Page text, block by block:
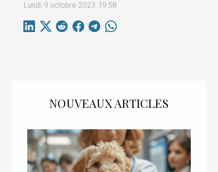
Lundi 9 octobre 2023 19:58
NOUVEAUX ARTICLES